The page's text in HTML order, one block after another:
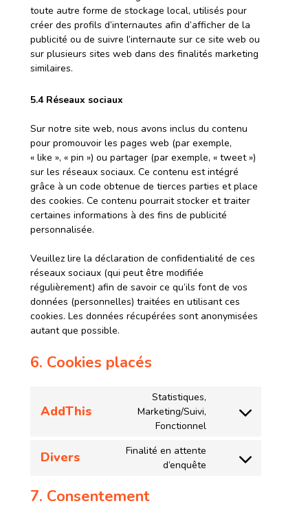
toute autre forme de stockage local, utilisés pour
créer des profils d’internautes afin d’afficher de la
publicité ou de suivre l’internaute sur ce site web ou
sur plusieurs sites web dans des finalités marketing
similaires.
5.4 Réseaux sociaux
Sur notre site web, nous avons inclus du contenu
pour promouvoir les pages web (par exemple,
« like », « pin ») ou partager (par exemple, « tweet »)
sur les réseaux sociaux. Ce contenu est intégré
grâce à un code obtenue de tierces parties et place
des cookies. Ce contenu pourrait stocker et traiter
certaines informations à des fins de publicité
personnalisée.
Veuillez lire la déclaration de confidentialité de ces
réseaux sociaux (qui peut être modifiée
régulièrement) afin de savoir ce qu’ils font de vos
données (personnelles) traitées en utilisant ces
cookies. Les données récupérées sont anonymisées
autant que possible.
6. Cookies placés
AddThis
Statistiques,
Marketing/Suivi,
Fonctionnel
Divers
Finalité en attente
d’enquête
7. Consentement